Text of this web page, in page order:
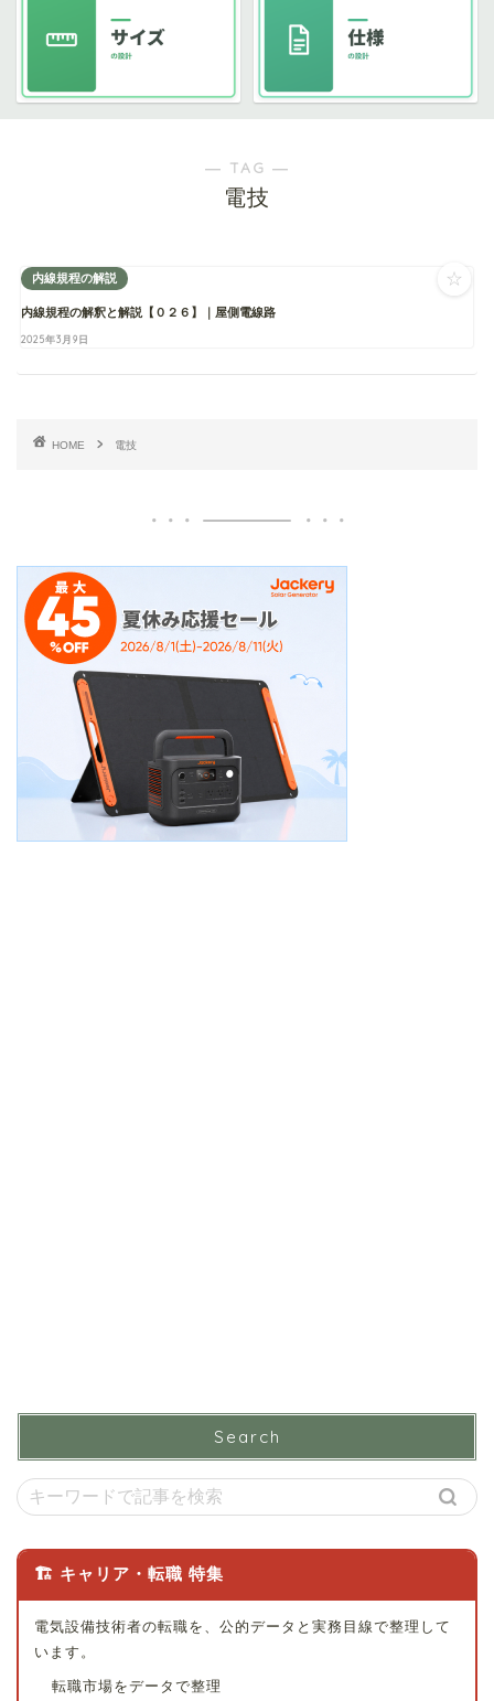
― TAG ―
電技
内線規程の解説
内線規程の解釈と解説【０２６】｜屋側電線路
2025年3月9日
☆
HOME 電技
Search
🏗 キャリア・転職 特集
電気設備技術者の転職を、公的データと実務目線で整理して
います。
転職市場をデータで整理